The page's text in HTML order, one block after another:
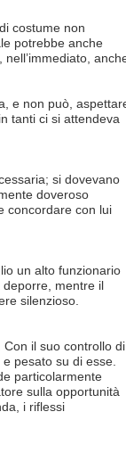
costume non
potrebbe anche
e non può,
tanti ci si attendeva
si dovevano
doveroso
concordare con lui
un alto funzionario
deporre, mentre il
silenzioso.
il suo controllo di
pesato su di esse.
particolarmente
sulla opportunità
i riflessi